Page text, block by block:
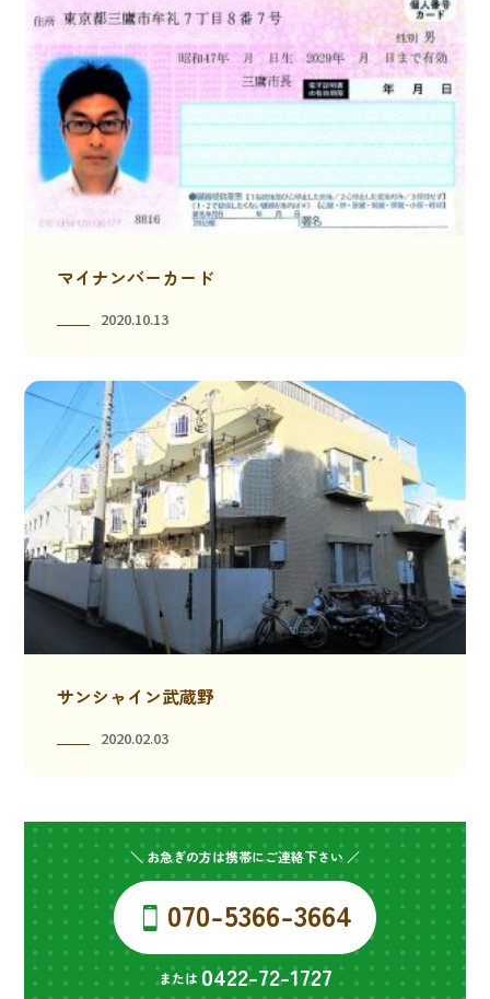
マイナンバーカード
2020.10.13
サンシャイン武蔵野
2020.02.03
＼ お急ぎの方は携帯にご連絡下さい ／
070-5366-3664
または 0422-72-1727